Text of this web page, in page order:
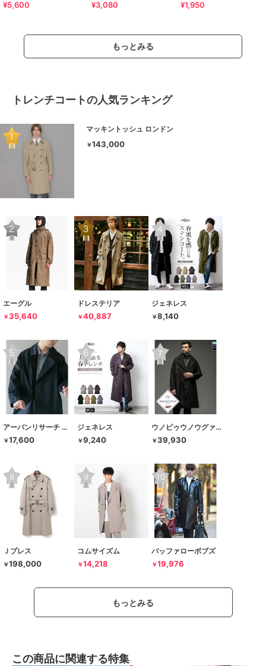
ト スポーツサンダル /42207
¥5,600 サンダル
¥3,080 ¥1,950
もっとみる
トレンチコートの人気ランキング
マッキントッシュ ロンドン
￥143,000
エーグル
￥35,640
ドレステリア
￥40,887
ジェネレス
￥8,140
アーバンリサーチ ドアーズ
￥17,600
ジェネレス
￥9,240
ウノピゥウノウグァーレトレ リラックス
￥39,930
Ｊプレス
￥198,000
コムサイズム
￥14,218
バッファローボブズ
￥19,976
もっとみる
この商品に関連する特集